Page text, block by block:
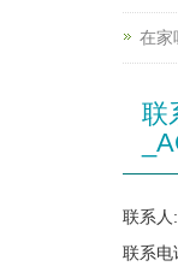
在家
联
联系人
联系